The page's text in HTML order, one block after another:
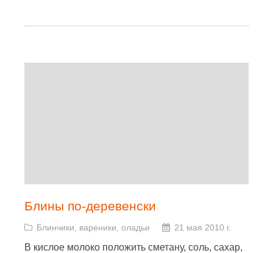
Блины по-деревенски
Блинчики, вареники, оладьи 21 мая 2010 г.
В кислое молоко положить сметану, соль, сахар,